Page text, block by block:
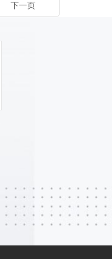
下一页